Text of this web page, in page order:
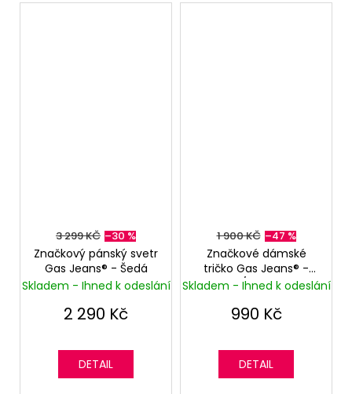
3 299 KČ –30 %
Značkový pánský svetr
Gas Jeans®️ - Šedá
Skladem - Ihned k odeslání
2 290 Kč
DETAIL
1 900 KČ –47 %
Značkové dámské
tričko Gas Jeans®️ -
Bílé/Stříbrné
Skladem - Ihned k odeslání
990 Kč
DETAIL